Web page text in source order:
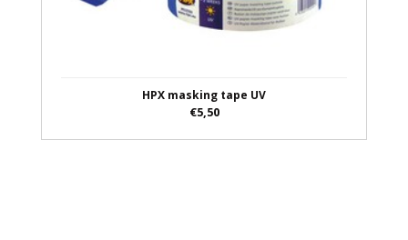
HPX masking tape UV
€5,50